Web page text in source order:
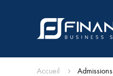
Accueil Admissions